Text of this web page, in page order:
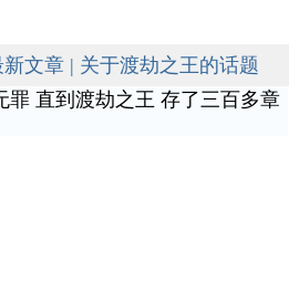
文章 | 关于渡劫之王的话题
罪 直到渡劫之王 存了三百多章